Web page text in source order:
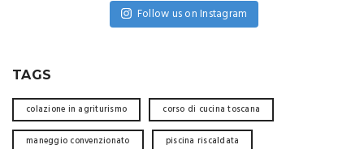
Follow us on Instagram
TAGS
colazione in agriturismo corso di cucina toscana
maneggio convenzionato piscina riscaldata